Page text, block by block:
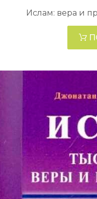
Ислам: вера и